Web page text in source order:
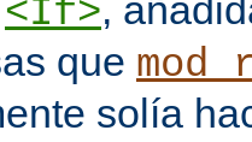
<If>,
que
solía